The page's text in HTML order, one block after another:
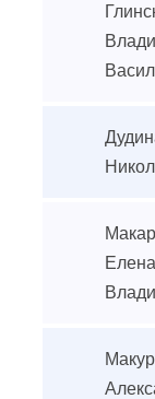
Елена